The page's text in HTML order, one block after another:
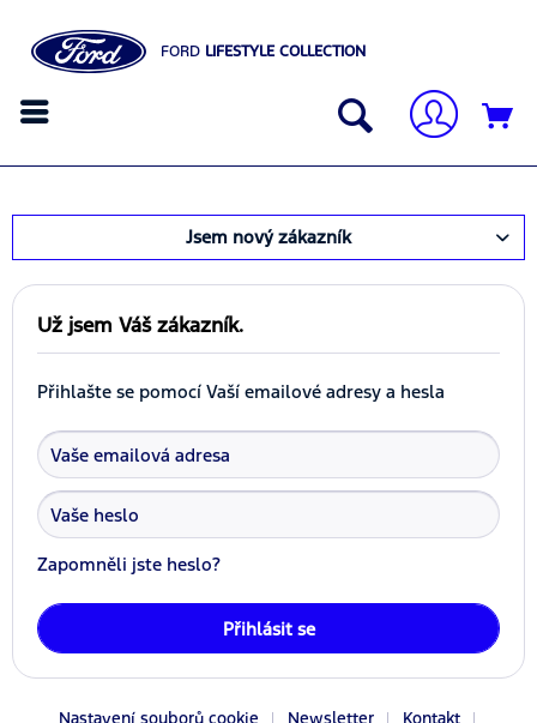
FORD LIFESTYLE COLLECTION
Jsem nový zákazník
Už jsem Váš zákazník.
Přihlašte se pomocí Vaší emailové adresy a hesla
Zapomněli jste heslo?
Přihlásit se
Nastavení souborů cookie Newsletter
Kontakt